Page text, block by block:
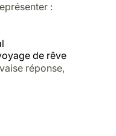
:
de rêve
réponse,